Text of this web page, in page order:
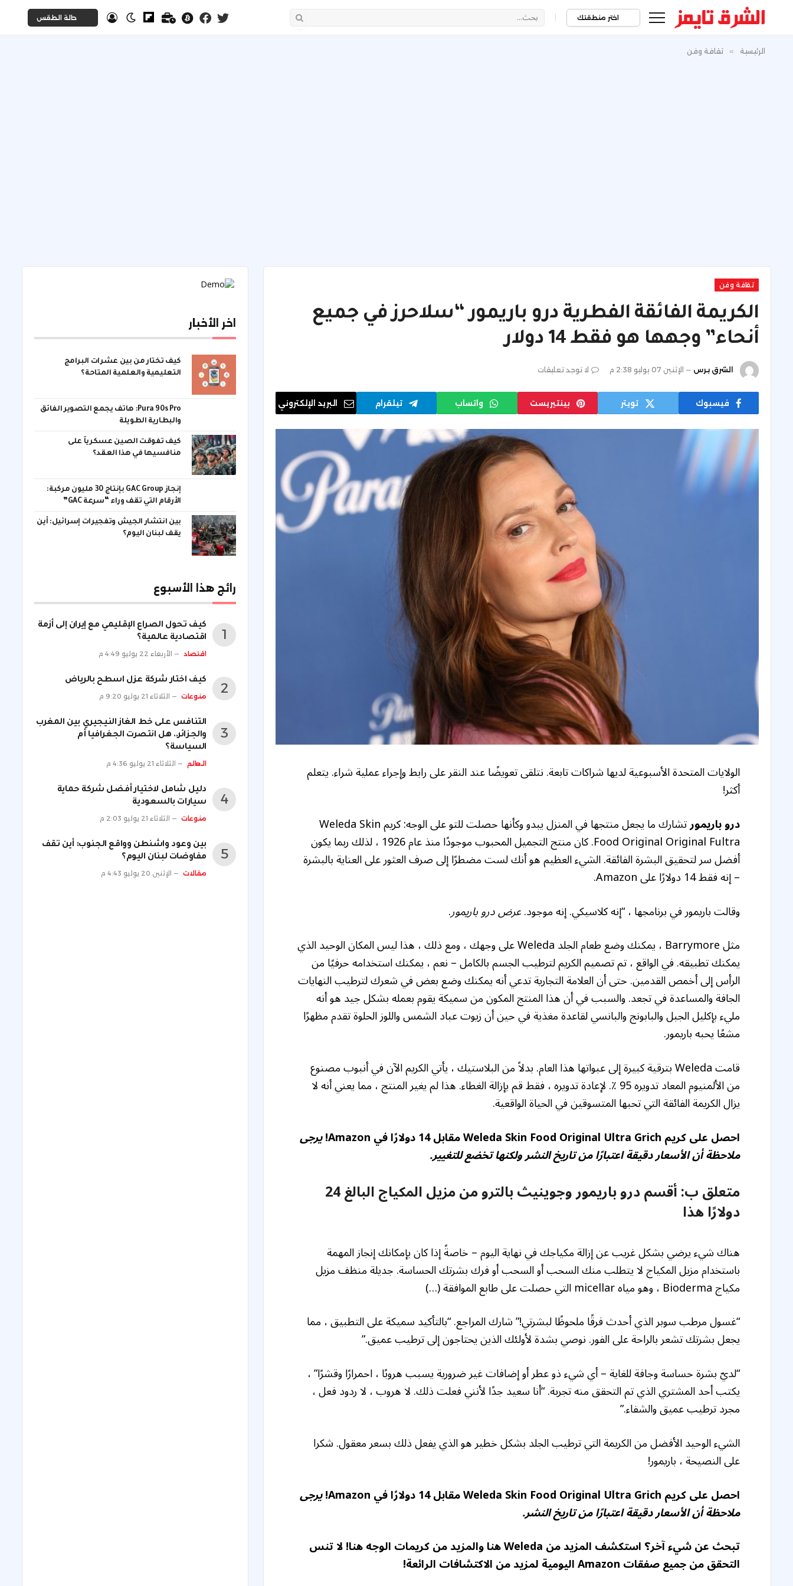
اختر منطقتك | حالة الطقس
الرئيسية » ثقافة وفن
ثقافة وفن
الكريمة الفائقة الفطرية درو باريمور “سلاحرز في جميع
أنحاء” وجهها هو فقط 14 دولار
الشرق برس الإثنين 07 يوليو 2:38 م لا توجد تعليقات
فيسبوك تويتر بينتيريست واتساب تيلقرام البريد الإلكتروني
الولايات المتحدة الأسبوعية لديها شراكات تابعة. نتلقى تعويضًا عند النقر على رابط وإجراء عملية شراء. يتعلم
أكثر!
درو باريمور
تشارك ما يجعل منتجها في المنزل يبدو وكأنها حصلت للتو على الوجه: كريم Weleda Skin
Food Original Original Fultra. كان منتج التجميل المحبوب موجودًا منذ عام 1926 ، لذلك ربما يكون
أفضل سر لتحقيق البشرة الفائقة. الشيء العظيم هو أنك لست مضطرًا إلى صرف العثور على العناية بالبشرة
– إنه فقط 14 دولارًا على Amazon.
وقالت باريمور في برنامجها ، “إنه كلاسيكي. إنه موجود.عرض درو باريمور.
مثل Barrymore ، يمكنك وضع طعام الجلد Weleda على وجهك ، ومع ذلك ، هذا ليس المكان الوحيد الذي
يمكنك تطبيقه. في الواقع ، تم تصميم الكريم لترطيب الجسم بالكامل – نعم ، يمكنك استخدامه حرفيًا من
الرأس إلى أخمص القدمين. حتى أن العلامة التجارية تدعي أنه يمكنك وضع بعض في شعرك لترطيب النهايات
الجافة والمساعدة في تجعد. والسبب في أن هذا المنتج المكون من سميكة يقوم بعمله بشكل جيد هو أنه
مليء بإكليل الجبل والبابونج والبانسي لقاعدة مغذية في حين أن زيوت عباد الشمس واللوز الحلوة تقدم مظهرًا
مشعًا يحبه باريمور.
قامت Weleda بترقية كبيرة إلى عبواتها هذا العام. بدلاً من البلاستيك ، يأتي الكريم الآن في أنبوب مصنوع
من الألمنيوم المعاد تدويره 95 ٪. لإعادة تدويره ، فقط قم بإزالة الغطاء. هذا لم يغير المنتج ، مما يعني أنه لا
يزال الكريمة الفائقة التي تحبها المتسوقين في الحياة الواقعية.
احصل على كريم Weleda Skin Food Original Ultra Grich مقابل 14 دولارًا في Amazon!
يرجى
ملاحظة أن الأسعار دقيقة اعتبارًا من تاريخ النشر ولكنها تخضع للتغيير.
متعلق ب: أقسم درو باريمور وجوينيث بالترو من مزيل المكياج البالغ 24
دولارًا هذا
هناك شيء يرضي بشكل غريب عن إزالة مكياجك في نهاية اليوم – خاصةً إذا كان بإمكانك إنجاز المهمة
باستخدام مزيل المكياج لا يتطلب منك السحب أو السحب أو فرك بشرتك الحساسة. جديلة منظف مزيل
مكياج Bioderma ، وهو مياه micellar التي حصلت على طابع الموافقة (…)
“غسول مرطب سوبر الذي أحدث فرقًا ملحوظًا لبشرتي!” شارك المراجع. “بالتأكيد سميكة على التطبيق ، مما
يجعل بشرتك تشعر بالراحة على الفور. نوصي بشدة لأولئك الذين يحتاجون إلى ترطيب عميق.”
“لديّ بشرة حساسة وجافة للغاية – أي شيء ذو عطر أو إضافات غير ضرورية يسبب هروبًا ، احمرارًا وقشرًا” ،
يكتب أحد المشتري الذي تم التحقق منه تجربة. “أنا سعيد جدًا لأنني فعلت ذلك. لا هروب ، لا ردود فعل ،
مجرد ترطيب عميق والشفاء.”
الشيء الوحيد الأفضل من الكريمة التي ترطيب الجلد بشكل خطير هو الذي يفعل ذلك بسعر معقول. شكرا
على النصيحة ، باريمور!
احصل على كريم Weleda Skin Food Original Ultra Grich مقابل 14 دولارًا في Amazon!
يرجى
ملاحظة أن الأسعار دقيقة اعتبارًا من تاريخ النشر.
تبحث عن شيء آخر؟ استكشف المزيد من Weleda هنا والمزيد من كريمات الوجه هنا! لا تنس
التحقق من جميع صفقات Amazon اليومية لمزيد من الاكتشافات الرائعة!
اخر الأخبار
كيف تختار من بين عشرات البرامج
التعليمية والعلمية المتاحة؟
Pura 90s Pro: هاتف يجمع التصوير الفائق
والبطارية الطويلة
كيف تفوقت الصين عسكرياً على
منافسيها في هذا العقد؟
إنجاز GAC Group بإنتاج 30 مليون مركبة:
الأرقام التي تقف وراء “سرعة GAC”
بين انتشار الجيش وتفجيرات إسرائيل: أين
يقف لبنان اليوم؟
رائج هذا الأسبوع
كيف تحول الصراع الإقليمي مع إيران إلى أزمة
اقتصادية عالمية؟
اقتصاد الأربعاء 22 يوليو 4:49 م
كيف اختار شركة عزل اسطح بالرياض
منوعات الثلاثاء 21 يوليو 9:20 م
التنافس على خط الغاز النيجيري بين المغرب
والجزائر.. هل انتصرت الجغرافيا أم
السياسة؟
العالم الثلاثاء 21 يوليو 4:36 م
دليل شامل لاختيار أفضل شركة حماية
سيارات بالسعودية
منوعات الثلاثاء 21 يوليو 2:03 م
بين وعود واشنطن وواقع الجنوب: أين تقف
مفاوضات لبنان اليوم؟
مقالات الإثنين 20 يوليو 4:43 م